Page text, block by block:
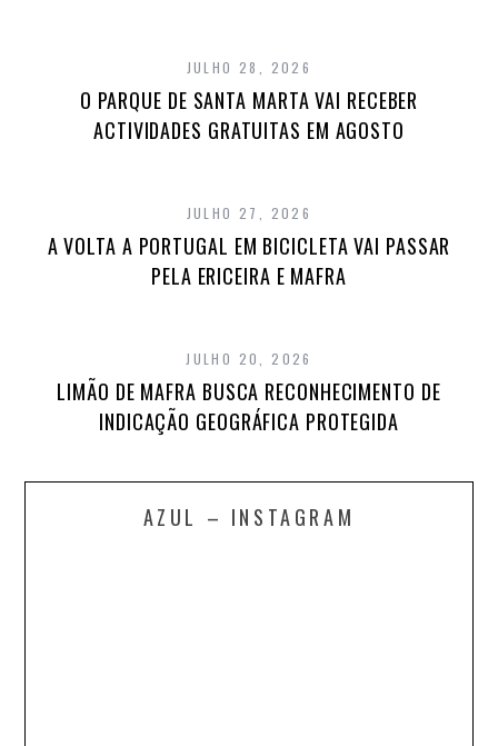
JULHO 28, 2026
O PARQUE DE SANTA MARTA VAI RECEBER
ACTIVIDADES GRATUITAS EM AGOSTO
JULHO 27, 2026
A VOLTA A PORTUGAL EM BICICLETA VAI PASSAR
PELA ERICEIRA E MAFRA
JULHO 20, 2026
LIMÃO DE MAFRA BUSCA RECONHECIMENTO DE
INDICAÇÃO GEOGRÁFICA PROTEGIDA
AZUL – INSTAGRAM